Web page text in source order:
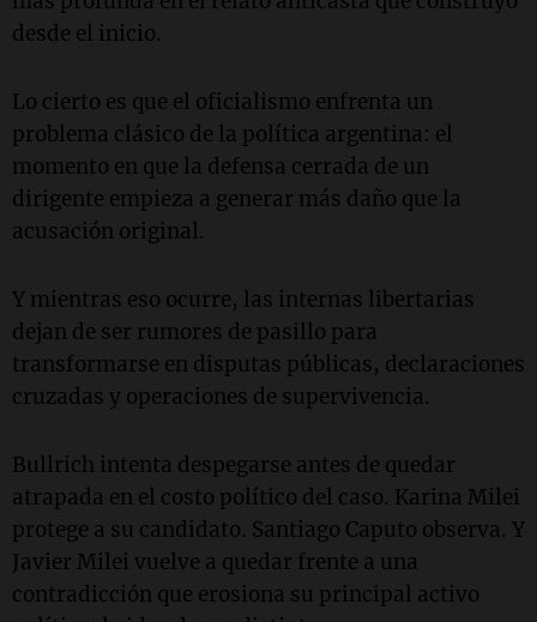
desde el inicio.
Lo cierto es que el oficialismo enfrenta un
problema clásico de la política argentina: el
momento en que la defensa cerrada de un
dirigente empieza a generar más daño que la
acusación original.
Y mientras eso ocurre, las internas libertarias
dejan de ser rumores de pasillo para
transformarse en disputas públicas, declaraciones
cruzadas y operaciones de supervivencia.
Bullrich intenta despegarse antes de quedar
atrapada en el costo político del caso. Karina Milei
protege a su candidato. Santiago Caputo observa. Y
Javier Milei vuelve a quedar frente a una
contradicción que erosiona su principal activo